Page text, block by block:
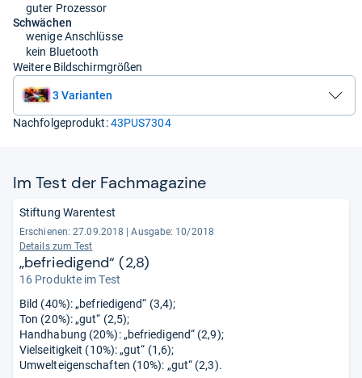
guter Prozessor
Schwächen
wenige Anschlüsse
kein Bluetooth
Weitere Bildschirmgrößen
3 Varianten
Nachfolgeprodukt:43PUS7304
Im Test der Fach­ma­ga­zine
Stiftung Warentest
Erschienen: 27.09.2018 | Ausgabe: 10/2018
Details zum Test
„befriedigend“ (2,8)
16 Produkte im Test
Bild (40%): „befriedigend“ (3,4);
Ton (20%): „gut“ (2,5);
Handhabung (20%): „befriedigend“ (2,9);
Vielseitigkeit (10%): „gut“ (1,6);
Umwelteigenschaften (10%): „gut“ (2,3).